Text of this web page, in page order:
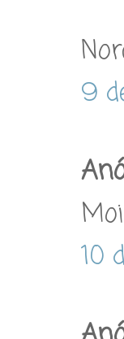
9
10